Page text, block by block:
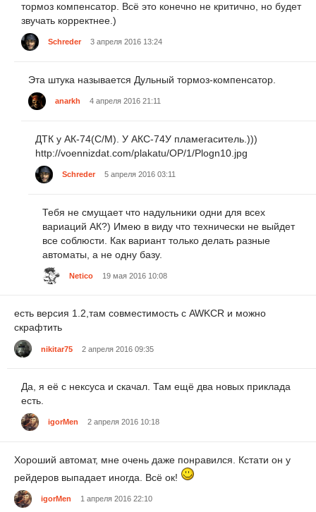
тормоз компенсатор. Всё это конечно не критично, но будет
звучать корректнее.)
Schreder 3 апреля 2016 13:24
Эта штука называется Дульный тормоз-компенсатор.
anarkh 4 апреля 2016 21:11
ДТК у АК-74(С/М). У АКС-74У пламегаситель.)))
http://voennizdat.com/plakatu/OP/1/Plogn10.jpg
Schreder 5 апреля 2016 03:11
Тебя не смущает что надульники одни для всех
вариаций АК?) Имею в виду что технически не выйдет
все соблюсти. Как вариант только делать разные
автоматы, а не одну базу.
Netico 19 мая 2016 10:08
есть версия 1.2,там совместимость с AWKCR и можно
скрафтить
nikitar75 2 апреля 2016 09:35
Да, я её с нексуса и скачал. Там ещё два новых приклада
есть.
igorMen 2 апреля 2016 10:18
Хороший автомат, мне очень даже понравился. Кстати он у
рейдеров выпадает иногда. Всё ок!
igorMen 1 апреля 2016 22:10